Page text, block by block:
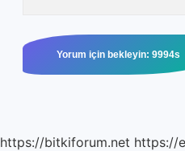
https://bitkiforum.net https://